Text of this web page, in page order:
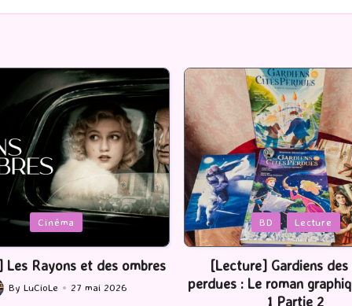
BD Lecture
Gardiens des cités
: Le roman graphique Tome
Posted
in
Serie Tv USA
[Série TV] The Madison :
By LuCioLe 22 mai